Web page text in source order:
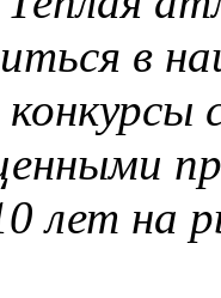
в
конкурсы
лет на